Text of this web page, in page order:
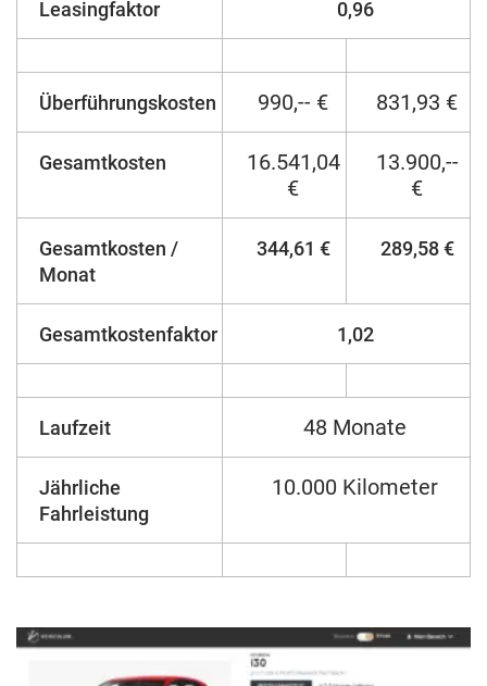
Leasingfaktor 0,96
Überführungskosten 990,-- € 831,93 €
Gesamtkosten
16.541,04
€
13.900,--
€
Gesamtkosten /
Monat
344,61 € 289,58 €
Gesamtkostenfaktor 1,02
Laufzeit 48 Monate
Jährliche
Fahrleistung
10.000 Kilometer